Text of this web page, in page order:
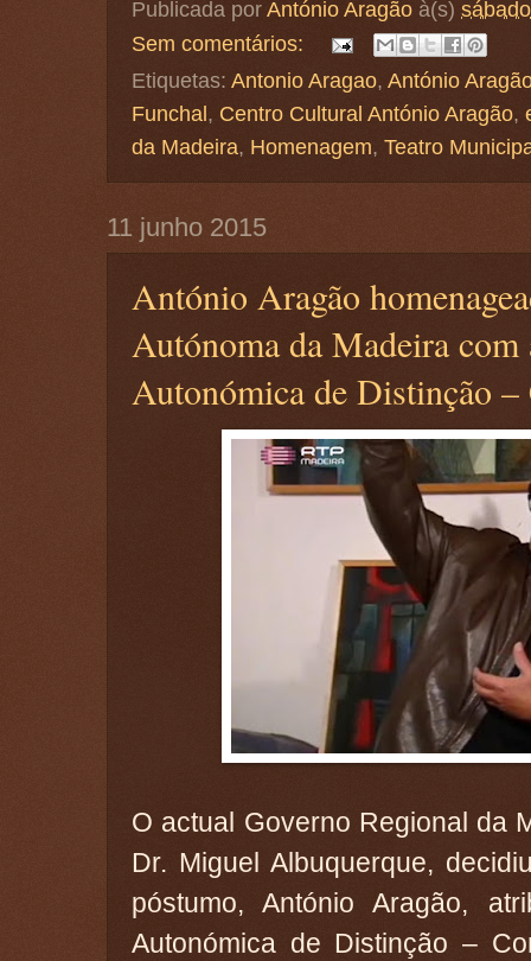
Publicada por António Aragão à(s)
Sem comentários:
Etiquetas: Antonio Aragao, António
Funchal , Centro Cultural António Aragão,
da Madeira, Homenagem, Teatro
11 junho 2015
António Aragão
Autónoma da Madeira
Autonómica de Distinção –
O actual Governo Regional da
Dr. Miguel Albuquerque,
póstumo, António Aragão,
Autonómica de Distinção –